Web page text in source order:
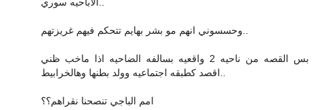
بس القصه من ناحيه 2 واقعيه بسالفه الضاحيه اذا ماخب ظني
امم الباجي تنصحنا نقراهم؟؟